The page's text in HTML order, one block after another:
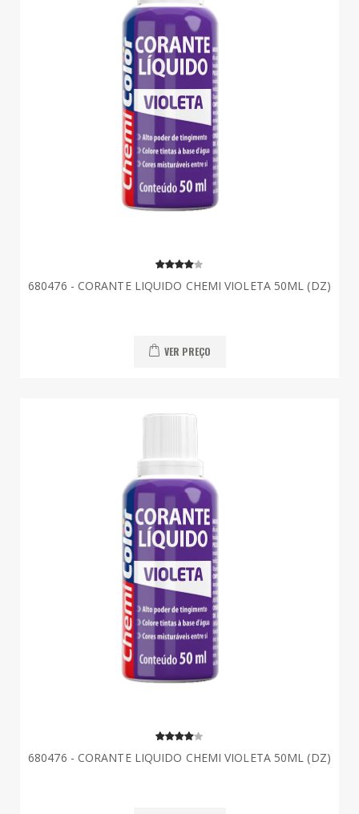
680476 - CORANTE LIQUIDO CHEMI VIOLETA 50ML (DZ)
VER PREÇO
680476 - CORANTE LIQUIDO CHEMI VIOLETA 50ML (DZ)